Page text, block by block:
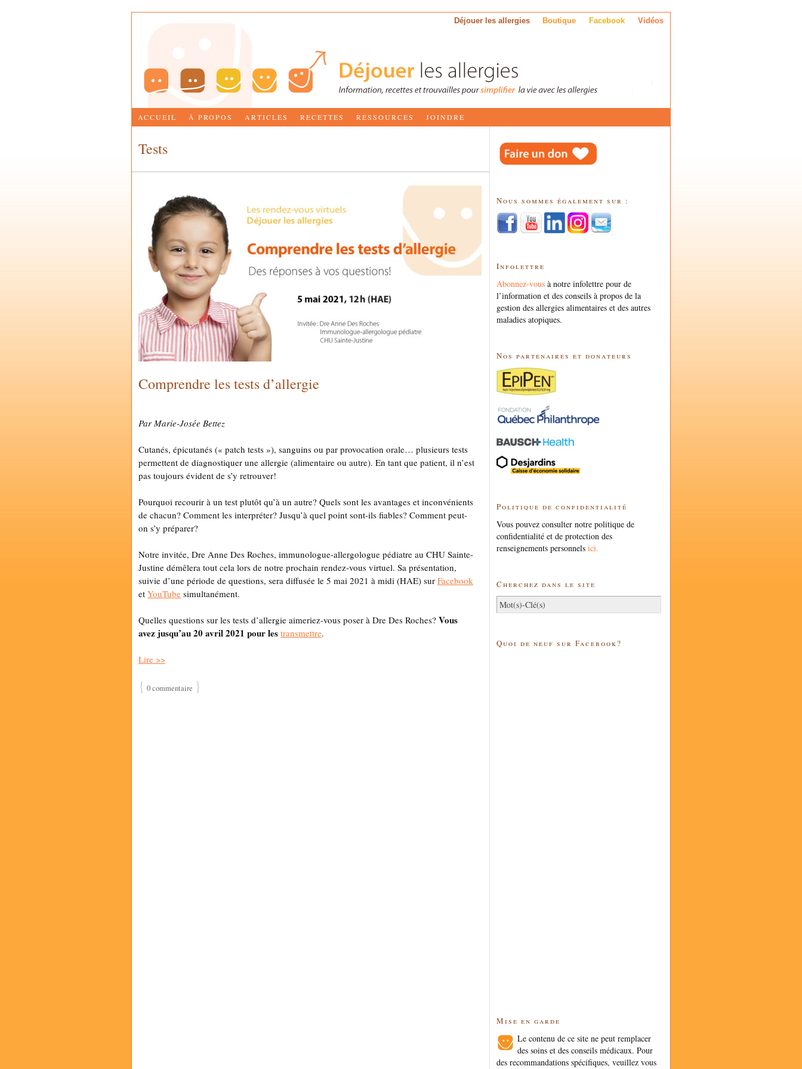
Déjouer les allergies Boutique Facebook Vidéos
ACCUEIL À PROPOS ARTICLES RECETTES RESSOURCES JOINDRE
Tests
Comprendre les tests d’allergie
Par Marie-Josée Bettez
Cutanés, épicutanés (« patch tests »), sanguins ou par provocation orale… plusieurs tests
permettent de diagnostiquer une allergie (alimentaire ou autre). En tant que patient, il n’est
pas toujours évident de s’y retrouver!
Pourquoi recourir à un test plutôt qu’à un autre? Quels sont les avantages et inconvénients
de chacun? Comment les interpréter? Jusqu’à quel point sont-ils fiables? Comment peut-
on s’y préparer?
Notre invitée, Dre Anne Des Roches, immunologue-allergologue pédiatre au CHU Sainte-
Justine démêlera tout cela lors de notre prochain rendez-vous virtuel. Sa présentation,
suivie d’une période de questions, sera diffusée le 5 mai 2021 à midi (HAE) sur Facebook
et YouTube simultanément.
Quelles questions sur les tests d’allergie aimeriez-vous poser à Dre Des Roches? Vous
avez jusqu’au 20 avril 2021 pour les transmettre.
Lire >>
{ 0 commentaire }
Nous sommes également sur :
Infolettre
Abonnez-vous à notre infolettre pour de
l’information et des conseils à propos de la
gestion des allergies alimentaires et des autres
maladies atopiques.
Nos partenaires et donateurs
Politique de confidentialité
Vous pouvez consulter notre politique de
confidentialité et de protection des
renseignements personnels ici.
Cherchez dans le site
Quoi de neuf sur Facebook?
Mise en garde
Le contenu de ce site ne peut remplacer
des soins et des conseils médicaux. Pour
des recommandations spécifiques, veuillez vous